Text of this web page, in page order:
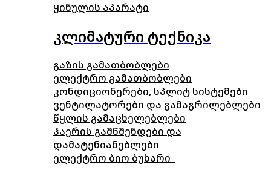
ყინულის აპარატი
კლიმატური ტექნიკა
გაზის გამათბობლები
ელექტრო გამათბობლები
კონდიციონერები, სპლიტ სისტემები
ვენტილატორები და გამაგრილებლები
წყლის გამაცხელებლები
ჰაერის გამწმენდები და
დამატენიანებლები
ელექტრო ბიო ბუხარი